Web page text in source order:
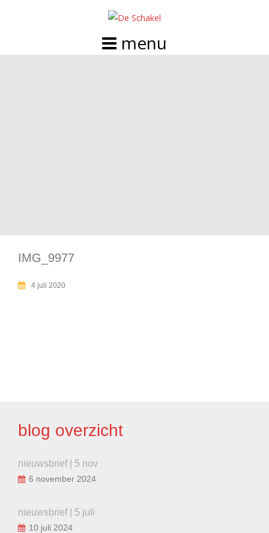
IMG_9977
4 juli 2020
blog overzicht
nieuwsbrief | 5 nov
6 november 2024
nieuwsbrief | 5 juli
10 juli 2024